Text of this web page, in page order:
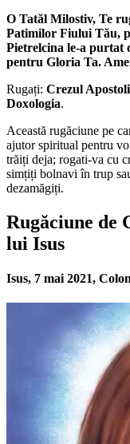
O Tatăl Milostiv, Te
Patimilor Fiului Tău,
Pietrelcina le-a purtat
pentru Gloria Ta.
Rugați: Crezul
Doxologia.
Această rugăciune pe
ajutor spiritual pentru
trăiți deja; rogati-va cu
simțiți bolnavi în trup
dezamăgiți.
Rugăciune de
lui Isus
Isus, 7 mai 2021,